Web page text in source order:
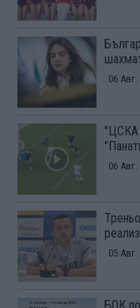
06 Авг.
"ЦСКА
06 Авг.
05 Авг.